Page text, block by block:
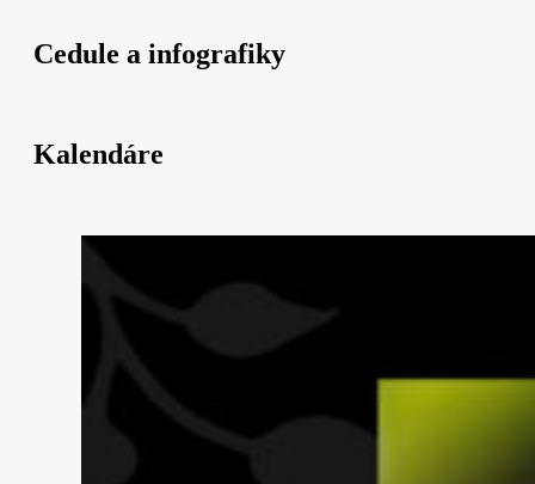
Cedule a infografiky
Kalendáre